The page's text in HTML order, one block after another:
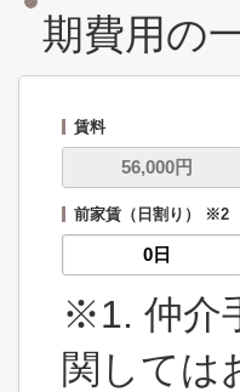
期費用の
賃料
前家賃（日割り） ※2
※1. 仲介
関しては